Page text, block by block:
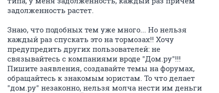
задолженность растет.
Знаю, что подобных тем уже много... Но нельзя
каждый раз спускать это на тормозах!! Хочу
предупредить других пользователей: не
связывайтесь с компаниями вроде "Дом.ру"!!!
Пишите заявления, создавайте темы на форумах,
обращайтесь к знакомым юристам. То что делает
"дом.ру" незаконно, нельзя молча нести им деньги